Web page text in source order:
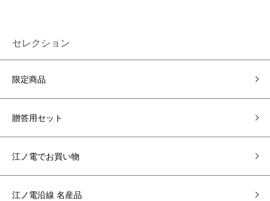
セレクション
限定商品
贈答用セット
江ノ電でお買い物
江ノ電沿線 名産品